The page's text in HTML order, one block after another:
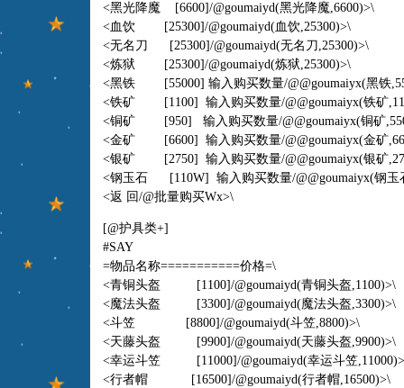
<黑光降魔 [6600]/@goumaiyd(黑光降魔,6600)>\
<血饮 [25300]/@goumaiyd(血饮,25300)>\
<无名刀 [25300]/@goumaiyd(无名刀,25300)>\
<炼狱 [25300]/@goumaiyd(炼狱,25300)>\
<黑铁 [55000] 输入购买数量/@@goumaiyx(黑铁
<铁矿 [1100] 输入购买数量/@@goumaiyx(铁矿
<铜矿 [950] 输入购买数量/@@goumaiyx(铜矿
<金矿 [6600] 输入购买数量/@@goumaiyx(金矿
<银矿 [2750] 输入购买数量/@@goumaiyx(银矿
<钢玉石 [110W] 输入购买数量/@@goumaiyx(钢玉
<返 回/@批量购买Wx>\
[@护具类+]
#SAY
=物品名称===========价格=\
<青铜头盔 [1100]/@goumaiyd(青铜头盔,1100)>\
<魔法头盔 [3300]/@goumaiyd(魔法头盔,3300)>\
<斗笠 [8800]/@goumaiyd(斗笠,8800)>\
<天藤头盔 [9900]/@goumaiyd(天藤头盔,9900)>\
<幸运斗笠 [11000]/@goumaiyd(幸运斗笠
<行者帽 [16500]/@goumaiyd(行者帽,16500)>\